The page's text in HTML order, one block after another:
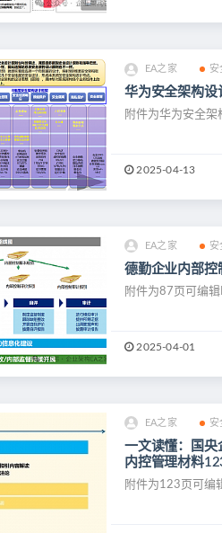
EA之家 安
华为安全架构设
附件为华为安全
2025-04-13
EA之家 安
德勤企业内部控
附件为87页可编
2025-04-01
EA之家 安
一文读懂：国
内控管理材料
附件为123页可编